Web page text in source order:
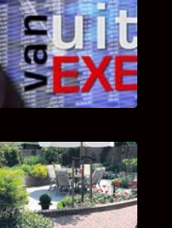
van de deelname
dit programma.
BOEREMA
ontstaan is en wat
in de wereld van